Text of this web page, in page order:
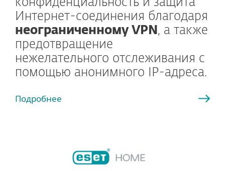
Интернет-соединения благодаря
неограниченному VPN , а также
предотвращение
нежелательного отслеживания с
помощью анонимного IP-адреса.
Подробнее